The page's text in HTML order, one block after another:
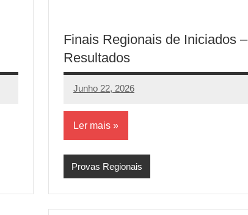
Finais Regionais de Iniciados –
Resultados
Junho 22, 2026
aeram
Sem
comentários
Ler mais
Provas Regionais